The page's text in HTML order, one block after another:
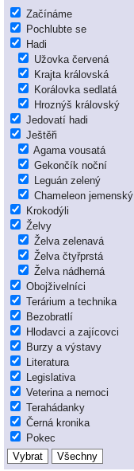
Začínáme
Pochlubte se
Hadi
Užovka červená
Krajta královská
Korálovka sedlatá
Hroznýš královský
Jedovatí hadi
Ještěři
Agama vousatá
Gekončík noční
Leguán zelený
Chameleon jemenský
Krokodýli
Želvy
Želva zelenavá
Želva čtyřprstá
Želva nádherná
Obojživelníci
Terárium a technika
Bezobratlí
Hlodavci a zajícovci
Burzy a výstavy
Literatura
Legislativa
Veterina a nemoci
Terahádanky
Černá kronika
Pokec